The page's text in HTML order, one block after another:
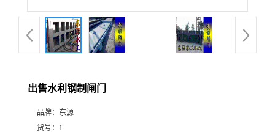
出售水利钢制闸门
品牌： 东源
货号： 1